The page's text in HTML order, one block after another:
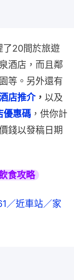
了20間於旅遊
酒店，而且鄰
等。另外還有
店推介， 以及
優惠碼 ，供你計
錢以發稿日期
食攻略
／近車站／家